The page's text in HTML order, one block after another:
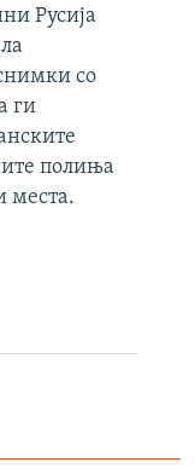
Русија
со
ги
полиња
места.